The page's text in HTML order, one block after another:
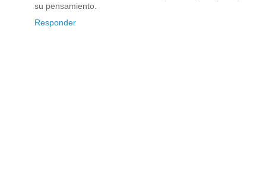
su pensamiento.
Responder